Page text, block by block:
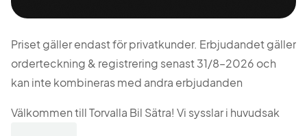
Priset gäller endast för privatkunder. Erbjudandet gäller
orderteckning & registrering senast 31/8–2026 och
kan inte kombineras med andra erbjudanden
Välkommen till Torvalla Bil Sätra! Vi sysslar i huvudsak